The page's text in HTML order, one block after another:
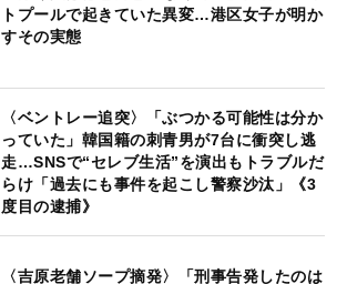
トプールで起きていた異変…港区女子が明か
すその実態
〈ベントレー追突〉「ぶつかる可能性は分か
っていた」韓国籍の刺青男が7台に衝突し逃
走…SNSで“セレブ生活”を演出もトラブルだ
らけ「過去にも事件を起こし警察沙汰」《3
度目の逮捕》
〈吉原老舗ソープ摘発〉「刑事告発したのは